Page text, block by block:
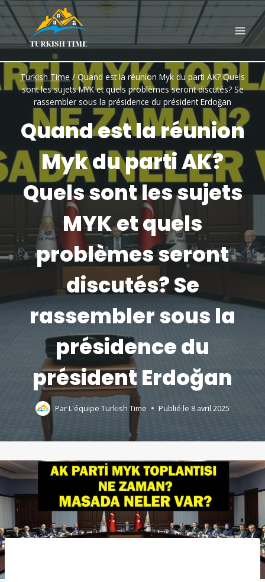
Skip
to
content
Turkish Time / Quand est la réunion Myk du parti AK? Quels
sont les sujets MYK et quels problèmes seront discutés? Se
rassembler sous la présidence du président Erdoğan
Quand est la réunion
Myk du parti AK?
Quels sont les sujets
MYK et quels
problèmes seront
discutés? Se
rassembler sous la
présidence du
président Erdoğan
Par L'équipe Turkish Time Publié le 8 avril 2025